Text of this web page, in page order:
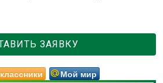
ЗАЯВКУ
Мой мир